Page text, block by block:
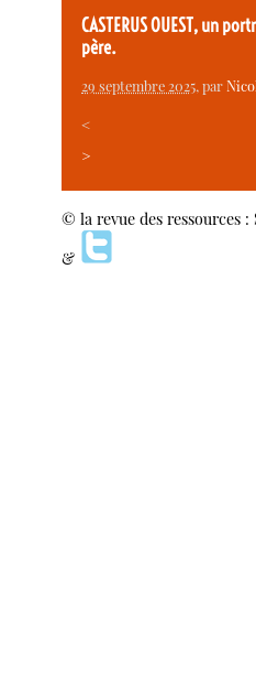
CASTERUS OUEST, un
père.
29 septembre 2025, par
<
>
© la revue des ressources
&